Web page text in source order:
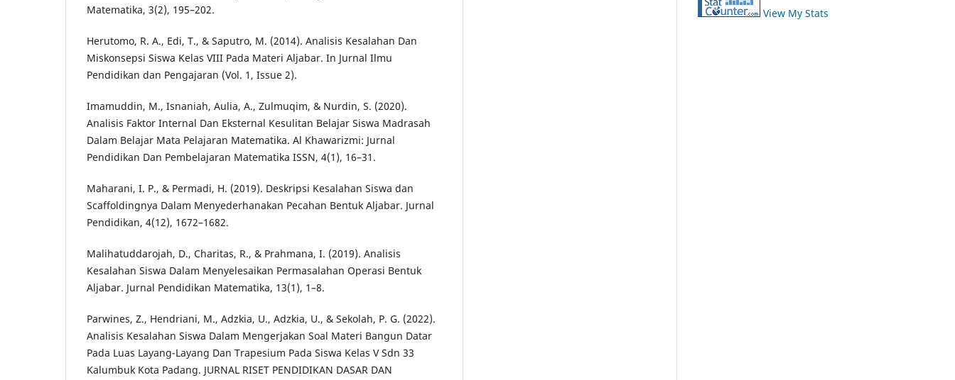
Matematika, 3(2), 195–202.
Herutomo, R. A., Edi, T., & Saputro, M. (2014). Analisis Kesalahan Dan
Miskonsepsi Siswa Kelas VIII Pada Materi Aljabar. In Jurnal Ilmu
Pendidikan dan Pengajaran (Vol. 1, Issue 2).
Imamuddin, M., Isnaniah, Aulia, A., Zulmuqim, & Nurdin, S. (2020).
Analisis Faktor Internal Dan Eksternal Kesulitan Belajar Siswa Madrasah
Dalam Belajar Mata Pelajaran Matematika. Al Khawarizmi: Jurnal
Pendidikan Dan Pembelajaran Matematika ISSN, 4(1), 16–31.
Maharani, I. P., & Permadi, H. (2019). Deskripsi Kesalahan Siswa dan
Scaffoldingnya Dalam Menyederhanakan Pecahan Bentuk Aljabar. Jurnal
Pendidikan, 4(12), 1672–1682.
Malihatuddarojah, D., Charitas, R., & Prahmana, I. (2019). Analisis
Kesalahan Siswa Dalam Menyelesaikan Permasalahan Operasi Bentuk
Aljabar. Jurnal Pendidikan Matematika, 13(1), 1–8.
Parwines, Z., Hendriani, M., Adzkia, U., Adzkia, U., & Sekolah, P. G. (2022).
Analisis Kesalahan Siswa Dalam Mengerjakan Soal Materi Bangun Datar
Pada Luas Layang-Layang Dan Trapesium Pada Siswa Kelas V Sdn 33
Kalumbuk Kota Padang. JURNAL RISET PENDIDIKAN DASAR DAN
View My Stats